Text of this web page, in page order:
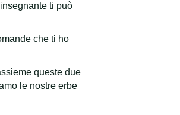
ti può
che ti ho
queste due
le nostre erbe